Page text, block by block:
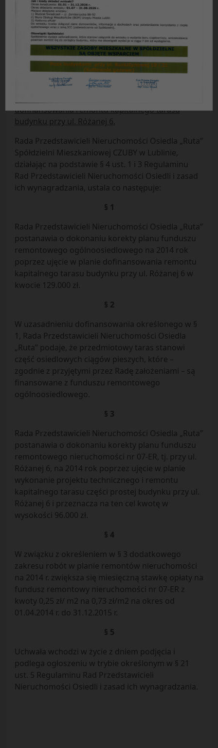
UCHWAŁA NR 3/N/2013
Rady Przedstawicieli Nieruchomości Osiedla „Ruta”
Spółdzielni Mieszkaniowej „CZUBY” w Lublinie
z dnia 19.12.2013 r.
w sprawie:korekty planu funduszu remontowego
dofinansowania remontu kapitalnego tarasu
budynku przy ul. Różanej 6.
Rada Przedstawicieli Nieruchomości Osiedla „Ruta”
Spółdzielni Mieszkaniowej CZUBY w Lublinie,
działając na podstawie § 4 ust. 1 i 3 Regulaminu
Rad Przedstawicieli Nieruchomości Osiedli i zasad
ich wynagradzania, ustala co następuje:
§ 1
Rada Przedstawicieli Nieruchomości Osiedla „Ruta”
postanawia o dokonaniu korekty planu funduszu
remontowego ogólnoosiedlowego na 2014 rok
poprzez ujęcie w planie dofinansowania remontu
kapitalnego tarasu budynku przy ul. Różanej 6 w
kwocie 129.000 zł.
§ 2
W uzasadnieniu dofinansowania określonego w §
1, Rada Przedstawicieli Nieruchomości Osiedla
„Ruta” podaje, że przedmiotowy taras stanowi
część osiedlowych ciągów pieszych, które –
zgodnie z przyjętymi przez Radę założeniami – są
finansowane z funduszu remontowego
ogólnoosiedlowego.
§ 3
Rada Przedstawicieli Nieruchomości Osiedla „Ruta”
postanawia o dokonaniu korekty planu funduszu
remontowego nieruchomości nr 07-ER, tj. przy ul.
Różanej 6, na 2014 rok poprzez ujęcie w planie
wykonanie projektu technicznego i remontu
kapitalnego tarasu części prostej budynku przy ul.
Różanej 6 i przeznacza na ten cel kwotę w
wysokości 96.000 zł.
§ 4
W związku z określeniem w § 3 dodatkowego
zakresu robót w planie remontów nieruchomości
na 2014 r. zwiększa się miesięczną stawkę opłaty na
fundusz remontowy nieruchomości nr 07-ER z
kwoty 0,25 zł/ m2 na 0,73 zł/m2 na okres od
01.04.2014 r. do 31.12.2015 r.
§ 5
Uchwała wchodzi w życie z dniem podjęcia i
podlega ogłoszeniu w trybie określonym w § 21
ust. 5 Regulaminu Rad Przedstawicieli
Nieruchomości Osiedli i zasad ich wynagradzania.